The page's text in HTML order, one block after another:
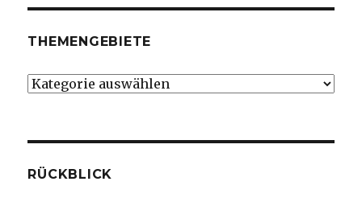
THEMENGEBIETE
Themengebiete
RÜCKBLICK